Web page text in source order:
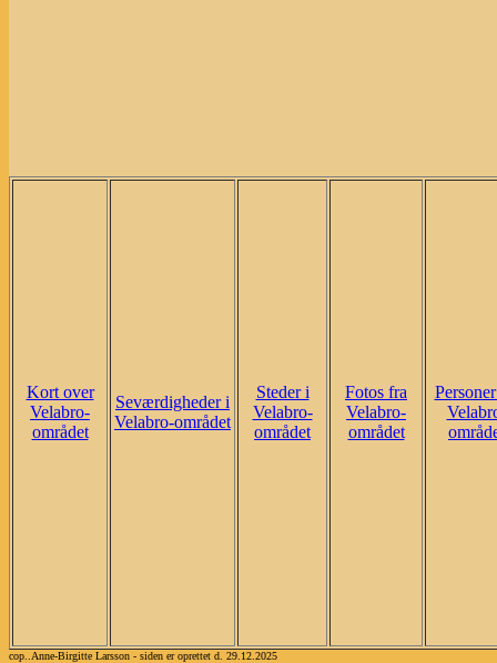
Kort over
Velabro-
området
Seværdigheder i
Velabro-området
Steder i
Velabro-
området
Fotos fra
Velabro-
området
cop..Anne-Birgitte Larsson - siden er oprettet d. 29.12.2025